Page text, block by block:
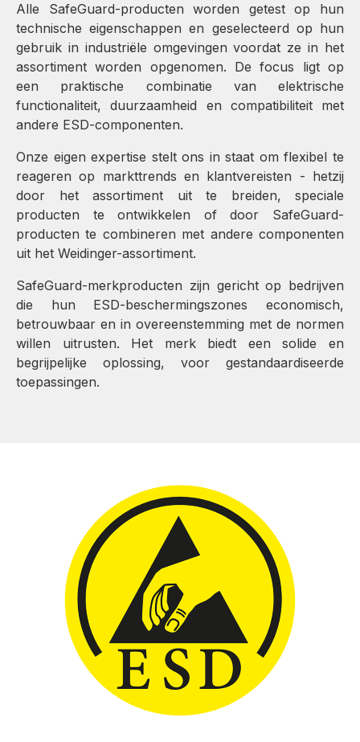
Alle SafeGuard-producten worden getest op hun
technische eigenschappen en geselecteerd op hun
gebruik in industriële omgevingen voordat ze in het
assortiment worden opgenomen. De focus ligt op
een praktische combinatie van elektrische
functionaliteit, duurzaamheid en compatibiliteit met
andere ESD-componenten.
Onze eigen expertise stelt ons in staat om flexibel te
reageren op markttrends en klantvereisten - hetzij
door het assortiment uit te breiden, speciale
producten te ontwikkelen of door SafeGuard-
producten te combineren met andere componenten
uit het Weidinger-assortiment.
SafeGuard-merkproducten zijn gericht op bedrijven
die hun ESD-beschermingszones economisch,
betrouwbaar en in overeenstemming met de normen
willen uitrusten. Het merk biedt een solide en
begrijpelijke oplossing, voor gestandaardiseerde
toepassingen.